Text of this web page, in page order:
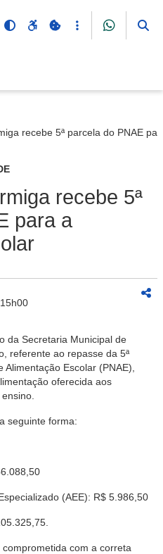
recebe 5ª parcela do PNAE
recebe 5ª
para a
da Secretaria Municipal de
referente ao repasse da 5ª
Escolar (PNAE),
oferecida aos
seguinte forma:
(AEE): R$ 5.986,50
com a correta